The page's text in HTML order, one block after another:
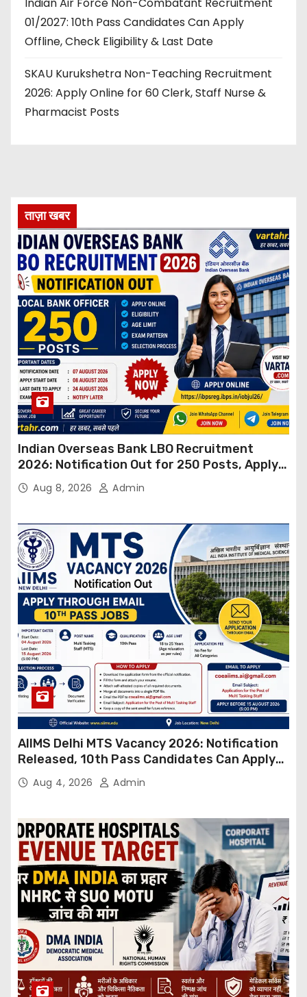
Indian Air Force Non-Combatant Recruitment
01/2027: 10th Pass Candidates Can Apply
Offline, Check Eligibility & Last Date
SKAU Kurukshetra Non-Teaching Recruitment
2026: Apply Online for 60 Clerk, Staff Nurse &
Pharmacist Posts
ताज़ा खबर
Indian Overseas Bank LBO Recruitment
2026: Notification Out for 250 Posts, Apply
OnlineAug 8, 2026 Admin
AIIMS Delhi MTS Vacancy 2026: Notification
Released, 10th Pass Candidates Can Apply
Through Email
Aug 4, 2026 Admin